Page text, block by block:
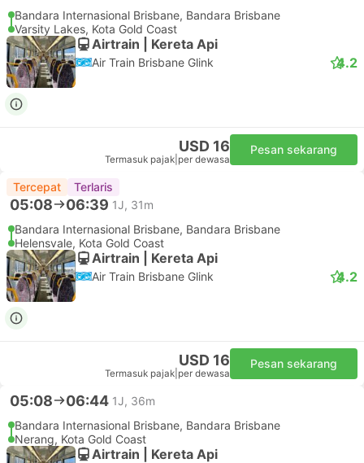
Bandara Internasional Brisbane, Bandara Brisbane
Varsity Lakes, Kota Gold Coast
Airtrain | Kereta Api
Air Train Brisbane Glink 4.2
USD 16
Termasuk pajak per dewasa
Pesan sekarang
Tercepat Terlaris
05:08 06:39 1J, 31m
Bandara Internasional Brisbane, Bandara Brisbane
Helensvale, Kota Gold Coast
Airtrain | Kereta Api
Air Train Brisbane Glink 4.2
USD 16
Termasuk pajak per dewasa
Pesan sekarang
05:08 06:44 1J, 36m
Bandara Internasional Brisbane, Bandara Brisbane
Nerang, Kota Gold Coast
Airtrain | Kereta Api